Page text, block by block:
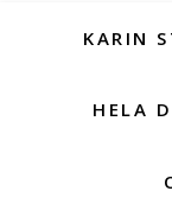
KARIN
HELA